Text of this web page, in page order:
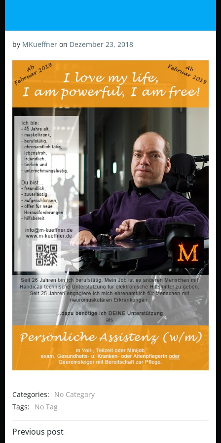
by MKueffner on Dezember 23, 2018
Categories:
No Category
Tags:
No Tag
Post
Previous post